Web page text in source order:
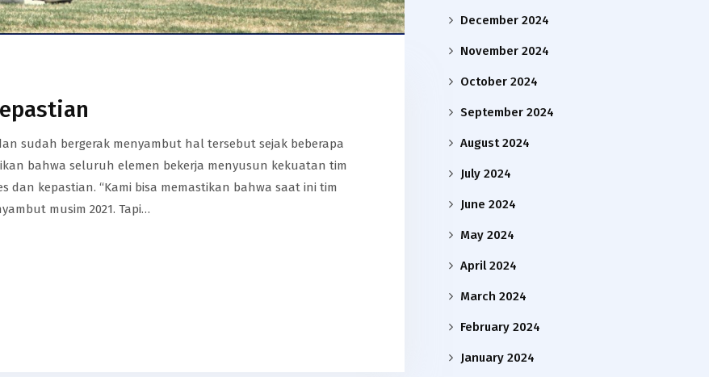
sudah bergerak menyambut hal tersebut sejak beberapa
bahwa seluruh elemen bekerja menyusun kekuatan tim
kepastian. “Kami bisa memastikan bahwa saat ini tim
musim 2021. Tapi…
December 2024
November 2024
October 2024
September 2024
August 2024
July 2024
June 2024
May 2024
April 2024
March 2024
February 2024
January 2024